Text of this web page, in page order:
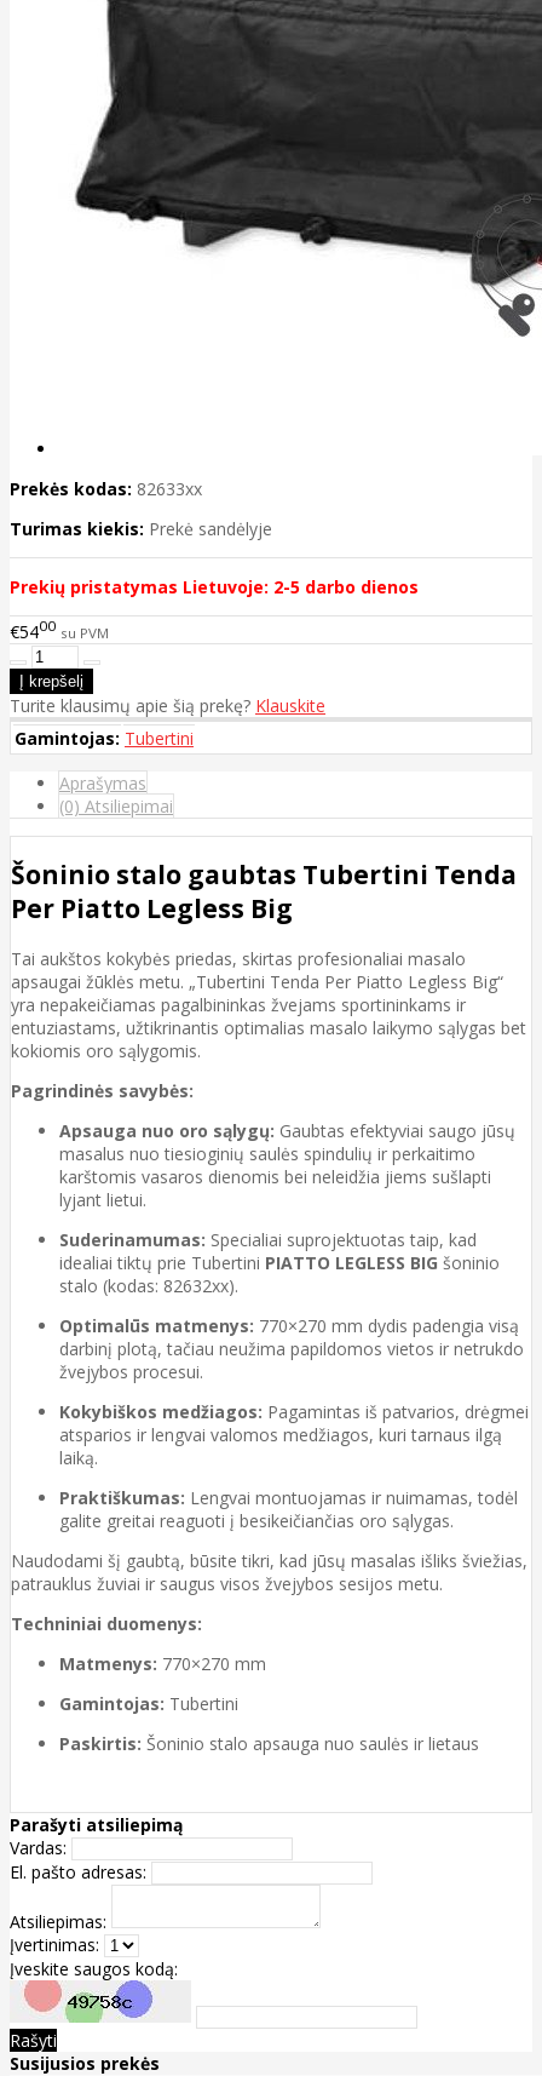
Prekės kodas: 82633xx
Turimas kiekis: Prekė sandėlyje
Prekių pristatymas Lietuvoje: 2-5 darbo dienos
€5400 su PVM
Turite klausimų apie šią prekę? Klauskite
Gamintojas: Tubertini
Aprašymas
(0) Atsiliepimai
Šoninio stalo gaubtas Tubertini Tenda
Per Piatto Legless Big
Tai aukštos kokybės priedas, skirtas profesionaliai masalo
apsaugai žūklės metu. „Tubertini Tenda Per Piatto Legless Big“
yra nepakeičiamas pagalbininkas žvejams sportininkams ir
entuziastams, užtikrinantis optimalias masalo laikymo sąlygas bet
kokiomis oro sąlygomis.
Pagrindinės savybės:
Apsauga nuo oro sąlygų: Gaubtas efektyviai saugo jūsų
masalus nuo tiesioginių saulės spindulių ir perkaitimo
karštomis vasaros dienomis bei neleidžia jiems sušlapti
lyjant lietui.
Suderinamumas: Specialiai suprojektuotas taip, kad
idealiai tiktų prie Tubertini PIATTO LEGLESS BIG šoninio
stalo (kodas: 82632xx).
Optimalūs matmenys: 770×270 mm dydis padengia visą
darbinį plotą, tačiau neužima papildomos vietos ir netrukdo
žvejybos procesui.
Kokybiškos medžiagos: Pagamintas iš patvarios, drėgmei
atsparios ir lengvai valomos medžiagos, kuri tarnaus ilgą
laiką.
Praktiškumas: Lengvai montuojamas ir nuimamas, todėl
galite greitai reaguoti į besikeičiančias oro sąlygas.
Naudodami šį gaubtą, būsite tikri, kad jūsų masalas išliks šviežias,
patrauklus žuviai ir saugus visos žvejybos sesijos metu.
Techniniai duomenys:
Matmenys: 770×270 mm
Gamintojas: Tubertini
Paskirtis: Šoninio stalo apsauga nuo saulės ir lietaus
Parašyti atsiliepimą
Vardas:
El. pašto adresas:
Atsiliepimas:
Įvertinimas:
Įveskite saugos kodą:
Rašyti
Susijusios prekės